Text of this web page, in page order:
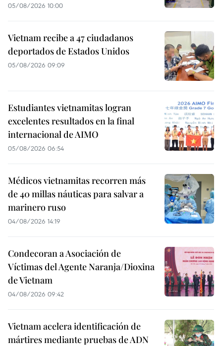
05/08/2026 10:00
Vietnam recibe a 47 ciudadanos
deportados de Estados Unidos
05/08/2026 09:09
Estudiantes vietnamitas logran
excelentes resultados en la final
internacional de AIMO
05/08/2026 06:54
Médicos vietnamitas recorren más
de 40 millas náuticas para salvar a
marinero ruso
04/08/2026 14:19
Condecoran a Asociación de
Víctimas del Agente Naranja/Dioxina
de Vietnam
04/08/2026 09:42
Vietnam acelera identificación de
mártires mediante pruebas de ADN